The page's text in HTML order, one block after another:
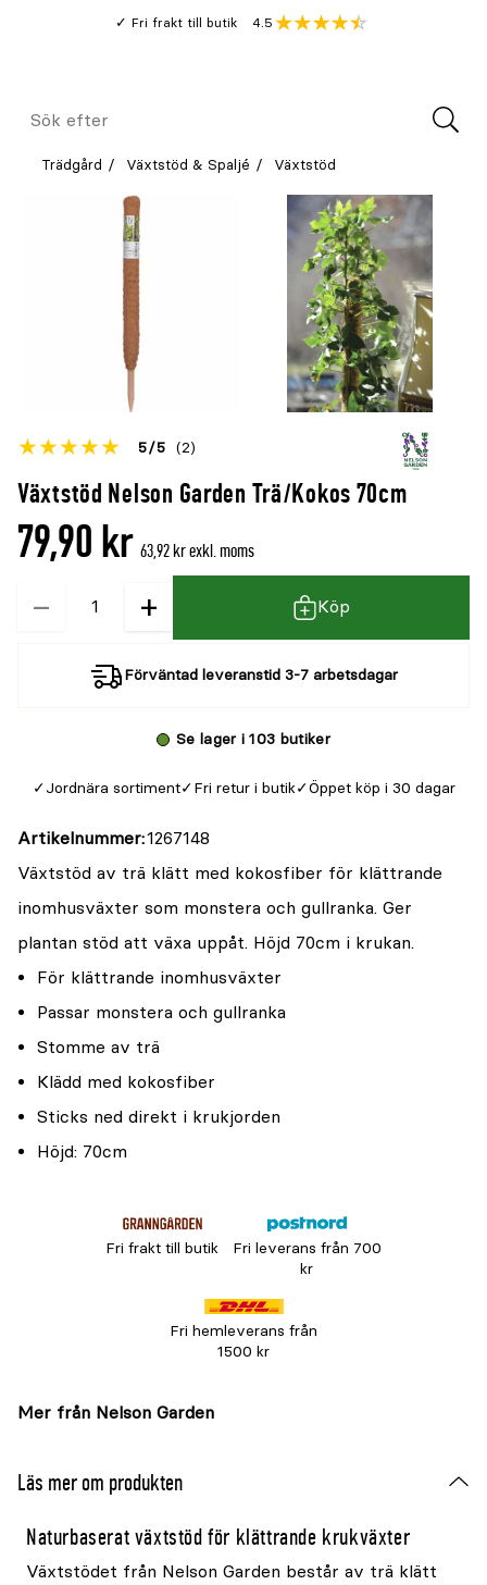
Fri frakt till butik
Genomsnitt
4.5
Meny
Sök
Trädgård Växtstöd & Spaljé Växtstöd
Växtstöd Nelson Garden Trä/Kokos 70cm
Betyget
denna
{0}
5 5 (2)
Öppna
79,90 kr 63,92 kr exkl. moms
−
Kvantitet + Köp
Förväntad leveranstid 3-7 arbetsdagar
Se lager i 103 butiker
Jordnära sortiment Fri retur i butik Öppet köp i 30 dagar
Artikelnummer 1267148
Växtstöd av trä klätt med kokosfiber för klättrande
inomhusväxter som monstera och gullranka. Ger
plantan stöd att växa uppåt. Höjd 70cm i krukan.
För klättrande inomhusväxter
Passar monstera och gullranka
Stomme av trä
Klädd med kokosfiber
Sticks ned direkt i krukjorden
Höjd: 70cm
Fri frakt till butik
Fri leverans från 700
kr
Fri hemleverans från
1500 kr
Mer från Nelson Garden
Läs mer om produkten
Naturbaserat växtstöd för klättrande krukväxter
Växtstödet från Nelson Garden består av trä klätt